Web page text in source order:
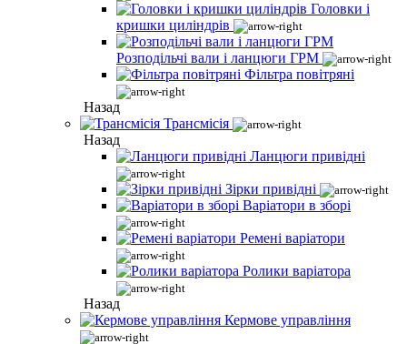
Головки і
кришки циліндрів
Розподільчі вали і ланцюги ГРМ
Фільтра повітряні
Назад
Трансмісія
Назад
Ланцюги привідні
Зірки привідні
Варіатори в зборі
Ремені варіатори
Ролики варіатора
Назад
Кермове управління